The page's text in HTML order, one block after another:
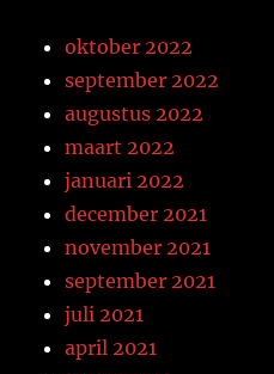
oktober 2022
september 2022
augustus 2022
maart 2022
januari 2022
december 2021
november 2021
september 2021
juli 2021
april 2021